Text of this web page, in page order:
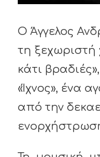
Ο Άγγελος
τη ξεχωριστή
κάτι
«Ίχνος», ένα
από την